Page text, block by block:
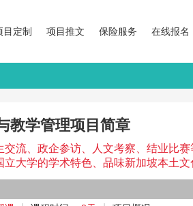
目定制 项目推文 保险服务 在线报名
教学管理项目简章
流、政企参访、人文考察、结业比
大学的学术特色、品味新加坡本土文